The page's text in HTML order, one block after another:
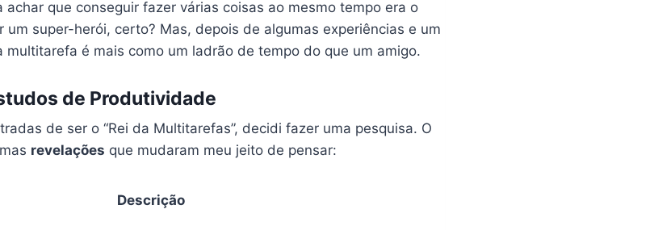
achar que conseguir fazer várias coisas ao mesmo tempo era o
um super-herói, certo? Mas, depois de algumas experiências e um
é mais como um ladrão de tempo do que um amigo.
de Produtividade
de ser o “Rei da Multitarefas”, decidi fazer uma pesquisa. O
revelações que mudaram meu jeito de pensar:
Descrição